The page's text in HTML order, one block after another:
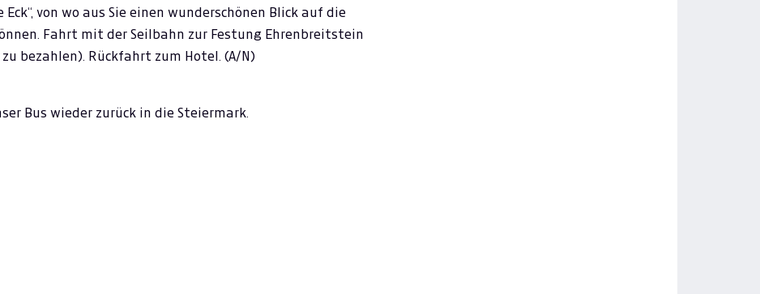
von wo aus Sie einen wunderschönen Blick auf die
Fahrt mit der Seilbahn zur Festung Ehrenbreitstein
bezahlen). Rückfahrt zum Hotel. (A/N)
Bus wieder zurück in die Steiermark.